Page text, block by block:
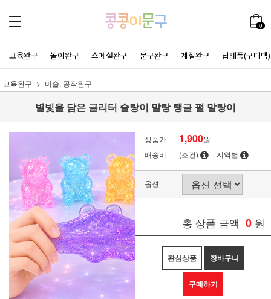
0
교육완구 놀이완구 스페셜완구 문구완구 계절완구 답례품(구디백)
교육완구 미술, 공작완구
별빛을 담은 글리터 슬랑이 말랑 탱글 펄 말랑이
상품가 1,900원
배송비
(조건) 지역별
옵션
총 상품 금액 0 원
관심상품 장바구니
구매하기